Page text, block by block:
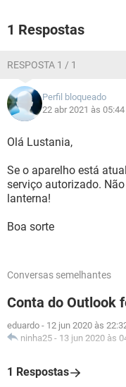
1 Respostas
RESPOSTA 1 / 1
Perfil bloqueado
22 abr 2021 às 05:44
Olá Lustania,
Se o aparelho está
serviço autorizado.
lanterna!
Boa sorte
Conversas semelhantes
Conta do Outlook
eduardo - 12 jun 2020 às
ninha25 - 13 jun 2020 às
1 Respostas